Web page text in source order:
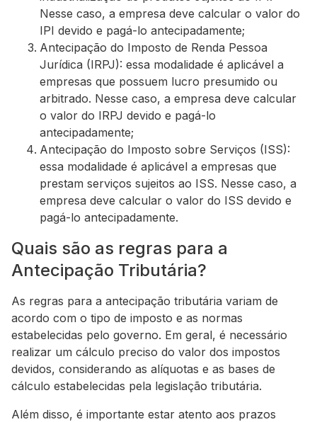
Nesse caso, a empresa deve calcular o valor do
IPI devido e pagá-lo antecipadamente;
Antecipação do Imposto de Renda Pessoa
Jurídica (IRPJ): essa modalidade é aplicável a
empresas que possuem lucro presumido ou
arbitrado. Nesse caso, a empresa deve calcular
o valor do IRPJ devido e pagá-lo
antecipadamente;
Antecipação do Imposto sobre Serviços (ISS):
essa modalidade é aplicável a empresas que
prestam serviços sujeitos ao ISS. Nesse caso, a
empresa deve calcular o valor do ISS devido e
pagá-lo antecipadamente.
Quais são as regras para a
Antecipação Tributária?
As regras para a antecipação tributária variam de
acordo com o tipo de imposto e as normas
estabelecidas pelo governo. Em geral, é necessário
realizar um cálculo preciso do valor dos impostos
devidos, considerando as alíquotas e as bases de
cálculo estabelecidas pela legislação tributária.
Além disso, é importante estar atento aos prazos